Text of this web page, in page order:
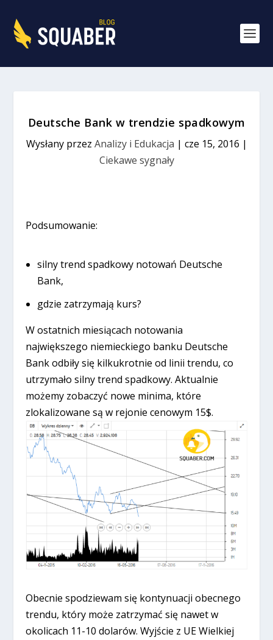
Deutsche Bank w trendzie spadkowym
Wysłany przez Analizy i Edukacja | cze 15, 2016 |
Ciekawe sygnały
Podsumowanie:
silny trend spadkowy notowań Deutsche
Bank,
gdzie zatrzymają kurs?
W ostatnich miesiącach notowania
największego niemieckiego banku Deutsche
Bank odbiły się kilkukrotnie od linii trendu, co
utrzymało silny trend spadkowy. Aktualnie
możemy zobaczyć nowe minima, które
zlokalizowane są w rejonie cenowym 15$.
Obecnie spodziewam się kontynuacji obecnego
trendu, który może zatrzymać się nawet w
okolicach 11-10 dolarów. Wyjście z UE Wielkiej